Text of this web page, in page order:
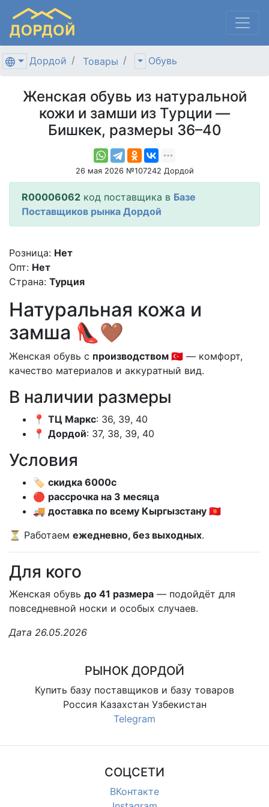
Дордой Товары Обувь
Женская обувь из натуральной
кожи и замши из Турции —
Бишкек, размеры 36–40
26 мая 2026 №107242 Дордой
R00006062 код поставщика в Базе
Поставщиков рынка Дордой
Розница: Нет
Опт: Нет
Страна: Турция
Натуральная кожа и
замша 👠🤎
Женская обувь с производством 🇹🇷 — комфорт,
качество материалов и аккуратный вид.
В наличии размеры
📍 ТЦ Маркс: 36, 39, 40
📍 Дордой: 37, 38, 39, 40
Условия
🏷️ скидка 6000с
🔴 рассрочка на 3 месяца
🚚 доставка по всему Кыргызстану 🇰🇬
⏳ Работаем ежедневно, без выходных.
Для кого
Женская обувь до 41 размера — подойдёт для
повседневной носки и особых случаев.
Дата 26.05.2026
РЫНОК ДОРДОЙ
Купить базу поставщиков и базу товаров
Россия Казахстан Узбекистан
Telegram
СОЦСЕТИ
ВКонтакте